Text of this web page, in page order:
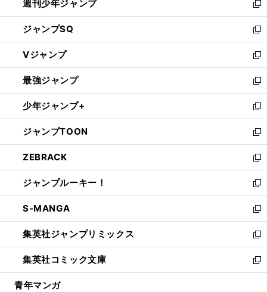
く
週刊少年ジャンプ
新
し
い
ウ
ィ
ン
ド
ウ
で
開
く
ジャンプSQ
新
し
い
ウ
ィ
ン
ド
ウ
で
開
く
Vジャンプ
新
し
い
ウ
ィ
ン
ド
ウ
で
開
く
最強ジャンプ
新
し
い
ウ
ィ
ン
ド
ウ
で
開
く
少年ジャンプ+
新
し
い
ウ
ィ
ン
ド
ウ
で
開
く
ジャンプTOON
新
し
い
ウ
ィ
ン
ド
ウ
で
開
く
ZEBRACK
新
し
い
ウ
ィ
ン
ド
ウ
で
開
ジャンプルーキー！
新
し
い
ウ
ィ
ン
ド
ウ
S-MANGA
新
し
い
ウ
ィ
ン
集英社ジャンプリミックス
新
し
い
ウ
集英社コミック文庫
新
し
青年マンガ